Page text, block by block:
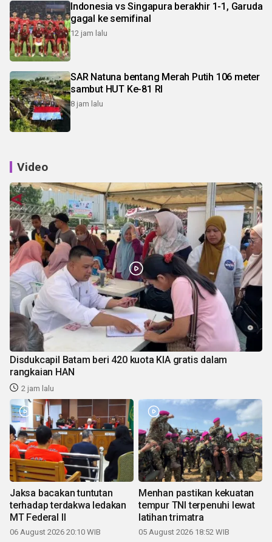
Indonesia vs Singapura berakhir 1-1, Garuda
gagal ke semifinal
12 jam lalu
SAR Natuna bentang Merah Putih 106 meter
sambut HUT Ke-81 RI
8 jam lalu
Video
Disdukcapil Batam beri 420 kuota KIA gratis dalam
rangkaian HAN
2 jam lalu
Jaksa bacakan tuntutan
terhadap terdakwa ledakan
MT Federal II
06 August 2026 20:10 WIB
Menhan pastikan kekuatan
tempur TNI terpenuhi lewat
latihan trimatra
05 August 2026 18:52 WIB